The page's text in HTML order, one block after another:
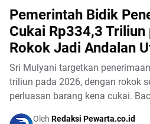
Pemerintah Bidik
Cukai Rp334,3
Rokok Jadi Andalan
Sri Mulyani targetkan
triliun pada 2026, dengan rokok
perluasan barang kena cukai.
Oleh Redaksi Pewarta.co.id